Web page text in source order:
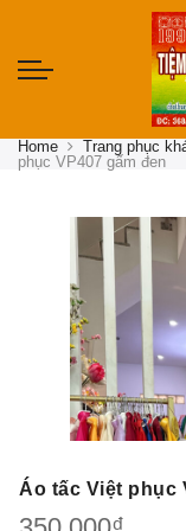
Home Trang phục
phục VP407 gấm đen
Áo tấc Việt phục